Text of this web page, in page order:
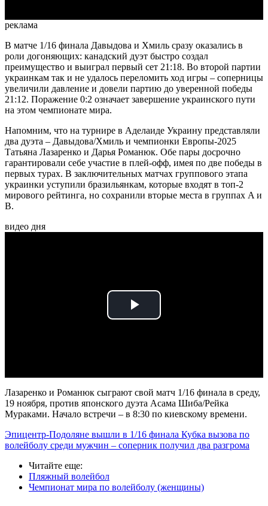
реклама
В матче 1/16 финала Давыдова и Хмиль сразу оказались в
роли догоняющих: канадский дуэт быстро создал
преимущество и выиграл первый сет 21:18. Во второй партии
украинкам так и не удалось переломить ход игры – соперницы
увеличили давление и довели партию до уверенной победы
21:12. Поражение 0:2 означает завершение украинского пути
на этом чемпионате мира.
Напомним, что на турнире в Аделаиде Украину представляли
два дуэта – Давыдова/Хмиль и чемпионки Европы-2025
Татьяна Лазаренко и Дарья Романюк. Обе пары досрочно
гарантировали себе участие в плей-офф, имея по две победы в
первых турах. В заключительных матчах группового этапа
украинки уступили бразильянкам, которые входят в топ-2
мирового рейтинга, но сохранили вторые места в группах A и
B.
видео дня
Play
Лазаренко и Романюк сыграют свой матч 1/16 финала в среду,
19 ноября, против японского дуэта Асама Шиба/Рейка
Мураками. Начало встречи – в 8:30 по киевскому времени.
Эпицентр-Подоляне вышли в 1/16 финала Кубка вызова по
волейболу среди мужчин – соперник получил два разгрома
Читайте еще:
Пляжный волейбол
Чемпионат мира по волейболу (женщины)